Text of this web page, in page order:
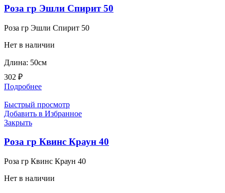
Роза гр Эшли Спирит 50
Роза гр Эшли Спирит 50
Нет в наличии
Длина: 50см
302 ₽
Подробнее
Быстрый просмотр
Добавить в Избранное
Закрыть
Роза гр Квинс Краун 40
Роза гр Квинс Краун 40
Нет в наличии